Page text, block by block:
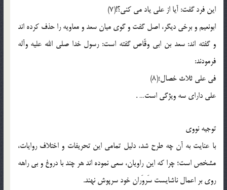
این فرد گفت: آیا از على یاد مى کنى؟!(7)
ابونعیم و برخى دیگر، اصل گفت و گوى میان سعد و معاویه را حذف کرده اند
و گفته اند: سعد بن ابى وقّاص گفته است: رسول خدا صلى الله علیه وآله
فرمودند:
فی علی ثلاث خصال؛(8)
على داراى سه ویژگى است… .
توجیه نووى
با عنایت به آن چه طرح شد، دلیل تمامى این تحریفات و اختلاف روایات،
مشخص است؛ چرا که این راویان، سعى نموده اند هر چند با دروغ و بى راهه
روى بر اعمال ناشایست سَروَران خود سرپوش نهند.